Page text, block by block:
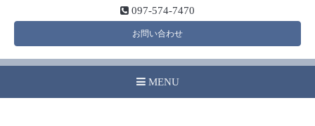
097-574-7470
お問い合わせ
MENU